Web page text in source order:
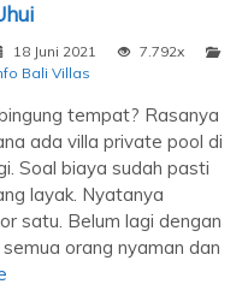
18 Juni 2021
7.792x
Bali Villas
tempat? Rasanya
ada villa private pool di
Soal biaya sudah pasti
layak. Nyatanya
satu. Belum lagi dengan
orang nyaman dan